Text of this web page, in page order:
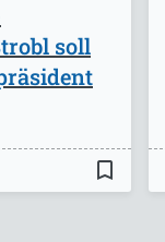
soll
bookmark_border